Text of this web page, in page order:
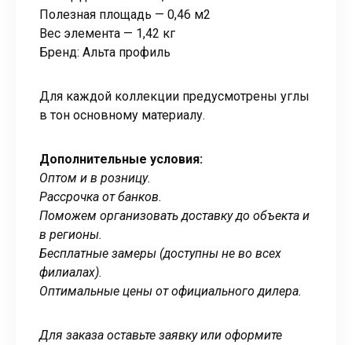
Полезная площадь — 0,46 м2
Вес элемента — 1,42 кг
Бренд: Альта профиль
Для каждой коллекции предусмотрены углы
в тон основному материалу.
Дополнительные условия:
Оптом и в розницу.
Рассрочка от банков.
Поможем организовать доставку до объекта и
в регионы.
Бесплатные замеры (доступны не во всех
филиалах).
Оптимальные цены от официального дилера.
Для заказа оставьте заявку или оформите